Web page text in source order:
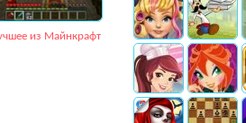
из Майнкрафт